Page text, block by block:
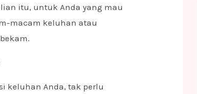
itu, untuk Anda yang mau
macam keluhan atau
keluhan Anda, tak perlu